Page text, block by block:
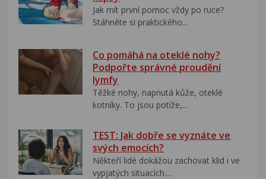
Jak mít první pomoc vždy po ruce?
Stáhněte si praktického...
Co pomáhá na oteklé nohy?
Podpořte správné proudění
lymfy
Těžké nohy, napnutá kůže, oteklé
kotníky. To jsou potíže,...
TEST: Jak dobře se vyznáte ve
svých emocích?
Někteří lidé dokážou zachovat klid i ve
vypjatých situacích....